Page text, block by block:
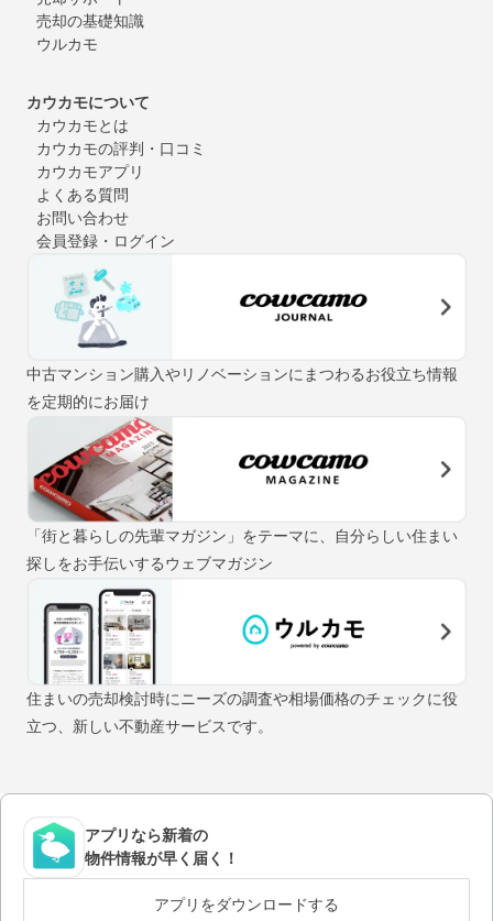
売却の基礎知識
ウルカモ
カウカモについて
カウカモとは
カウカモの評判・口コミ
カウカモアプリ
よくある質問
お問い合わせ
会員登録・ログイン
中古マンション購入やリノベーションにまつわるお役立ち情報
を定期的にお届け
「街と暮らしの先輩マガジン」をテーマに、自分らしい住まい
探しをお手伝いするウェブマガジン
住まいの売却検討時にニーズの調査や相場価格のチェックに役
立つ、新しい不動産サービスです。
アプリなら新着の
物件情報が早く届く！
アプリをダウンロードする